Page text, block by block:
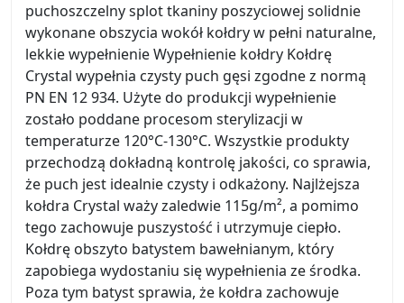
puchoszczelny splot tkaniny poszyciowej solidnie
wykonane obszycia wokół kołdry w pełni naturalne,
lekkie wypełnienie Wypełnienie kołdry Kołdrę
Crystal wypełnia czysty puch gęsi zgodne z normą
PN EN 12 934. Użyte do produkcji wypełnienie
zostało poddane procesom sterylizacji w
temperaturze 120°C-130°C. Wszystkie produkty
przechodzą dokładną kontrolę jakości, co sprawia,
że puch jest idealnie czysty i odkażony. Najlżejsza
kołdra Crystal waży zaledwie 115g/m², a pomimo
tego zachowuje puszystość i utrzymuje ciepło.
Kołdrę obszyto batystem bawełnianym, który
zapobiega wydostaniu się wypełnienia ze środka.
Poza tym batyst sprawia, że kołdra zachowuje